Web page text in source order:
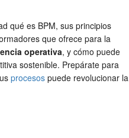
qué es BPM, sus principios
que ofrece para la
operativa, y cómo puede
sostenible. Prepárate para
procesos puede revolucionar la